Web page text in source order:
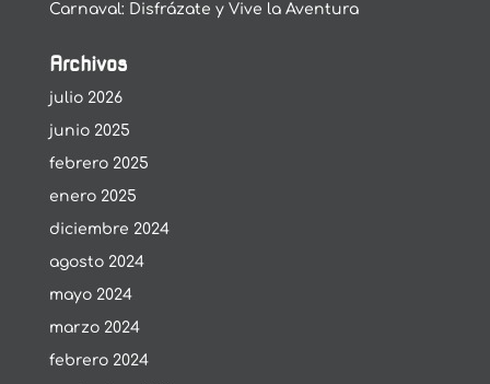
Carnaval: Disfrázate y Vive la Aventura
Archivos
julio 2026
junio 2025
febrero 2025
enero 2025
diciembre 2024
agosto 2024
mayo 2024
marzo 2024
febrero 2024